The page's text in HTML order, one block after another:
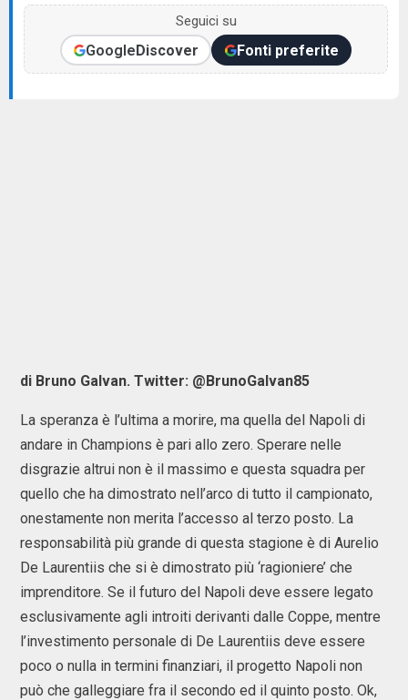
Seguici su
GoogleDiscover Fonti preferite
di Bruno Galvan. Twitter: @BrunoGalvan85
La speranza è l’ultima a morire, ma quella del Napoli di
andare in Champions è pari allo zero. Sperare nelle
disgrazie altrui non è il massimo e questa squadra per
quello che ha dimostrato nell’arco di tutto il campionato,
onestamente non merita l’accesso al terzo posto. La
responsabilità più grande di questa stagione è di Aurelio
De Laurentiis che si è dimostrato più ‘ragioniere’ che
imprenditore. Se il futuro del Napoli deve essere legato
esclusivamente agli introiti derivanti dalle Coppe, mentre
l’investimento personale di De Laurentiis deve essere
poco o nulla in termini finanziari, il progetto Napoli non
può che galleggiare fra il secondo ed il quinto posto. Ok,